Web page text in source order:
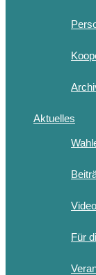
Aktuelles
Für